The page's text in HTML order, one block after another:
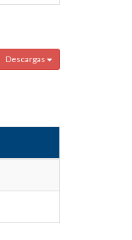
Descargas